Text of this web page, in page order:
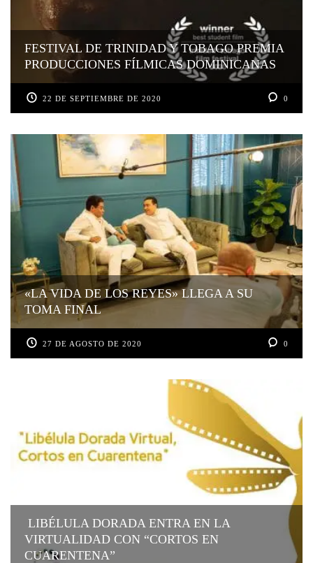
FESTIVAL DE TRINIDAD Y TOBAGO PREMIA
PRODUCCIONES FÍLMICAS DOMINICANAS
22 DE SEPTIEMBRE DE 2020 0
«LA VIDA DE LOS REYES» LLEGA A SU
TOMA FINAL
27 DE AGOSTO DE 2020 0
LIBÉLULA DORADA ENTRA EN LA
VIRTUALIDAD CON “CORTOS EN
CUARENTENA”